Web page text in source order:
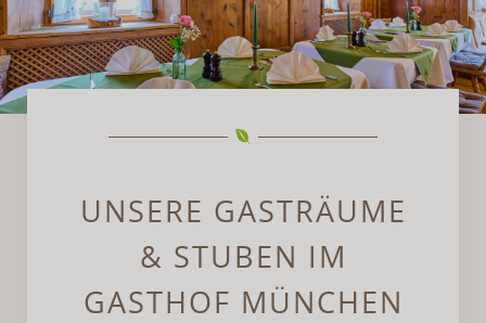
UNSERE GASTRÄUME
& STUBEN IM
GASTHOF MÜNCHEN